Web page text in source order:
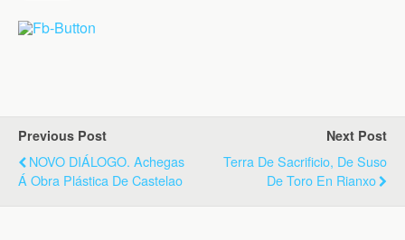
Previous Post
NOVO DIÁLOGO. Achegas
Á Obra Plástica De Castelao
Next Post
Terra De Sacrificio, De Suso
De Toro En Rianxo